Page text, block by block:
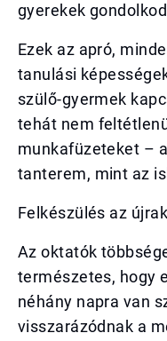
gyerekek
Ezek az apró,
tanulási
szülő-gyermek
tehát nem
munkafüzeteket –
tanterem, mint az
Felkészülés az
Az oktatók
természetes, hogy
néhány napra van
visszarázódnak a